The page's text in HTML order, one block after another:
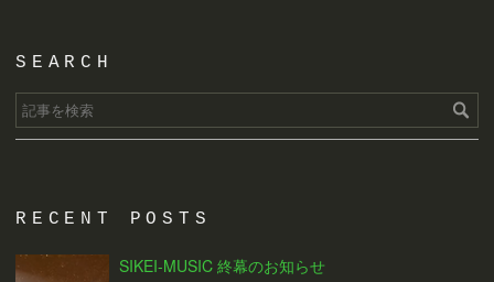
SEARCH
RECENT POSTS
SIKEI-MUSIC 終幕のお知らせ